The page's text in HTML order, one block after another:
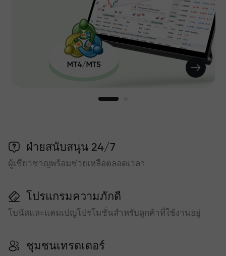
ฝ่ายสนับสนุน 24/7
ผู้เชี่ยวชาญพร้อมช่วยเหลือตลอดเวลา
โปรแกรมความภักดี
โบนัสและแคมเปญโปรโมชั่นสำหรับลูกค้าที่ใช้งานอยู่
ชุมชนเทรดเดอร์